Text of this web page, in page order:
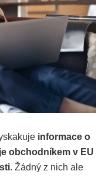
informace o
je obchodníkem v EU
. Žádný z nich ale